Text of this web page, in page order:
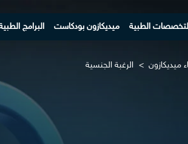
الطبية ميديكازون بودكاست البرامج
ميديكازون > الرغبة الجنسية​